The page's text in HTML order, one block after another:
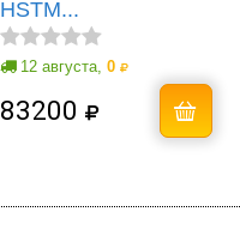
HSTM...
12 августа, 0
83200